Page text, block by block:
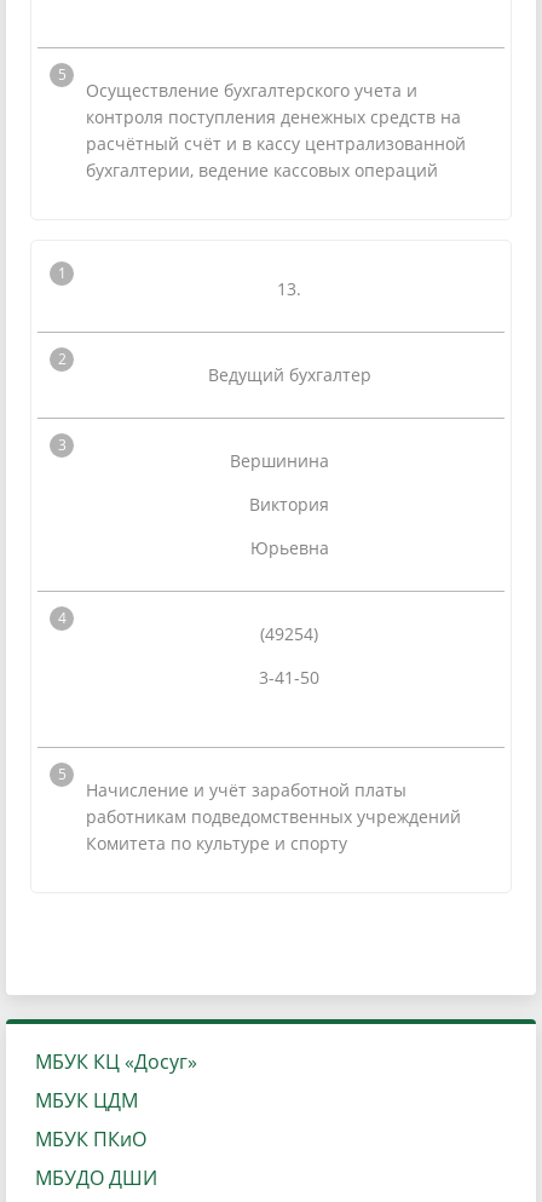
Осуществление бухгалтерского учета и
контроля поступления денежных средств на
расчётный счёт и в кассу централизованной
бухгалтерии, ведение кассовых операций
13.
Ведущий бухгалтер
Вершинина
Виктория
Юрьевна
(49254)
3-41-50
Начисление и учёт заработной платы
работникам подведомственных учреждений
Комитета по культуре и спорту
МБУК КЦ «Досуг»
МБУК ЦДМ
МБУК ПКиО
МБУДО ДШИ